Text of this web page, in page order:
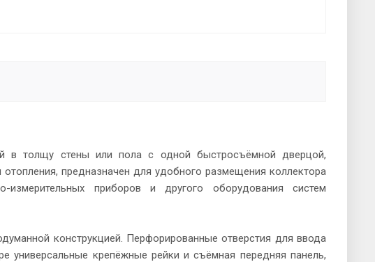
в толщу стены или пола с одной быстросъёмной дверцой,
предназначен для удобного размещения коллектора
измерительных приборов и другого оборудования систем
конструкцией. Перфорированные отверстия для ввода
универсальные крепёжные рейки и съёмная передняя панель,